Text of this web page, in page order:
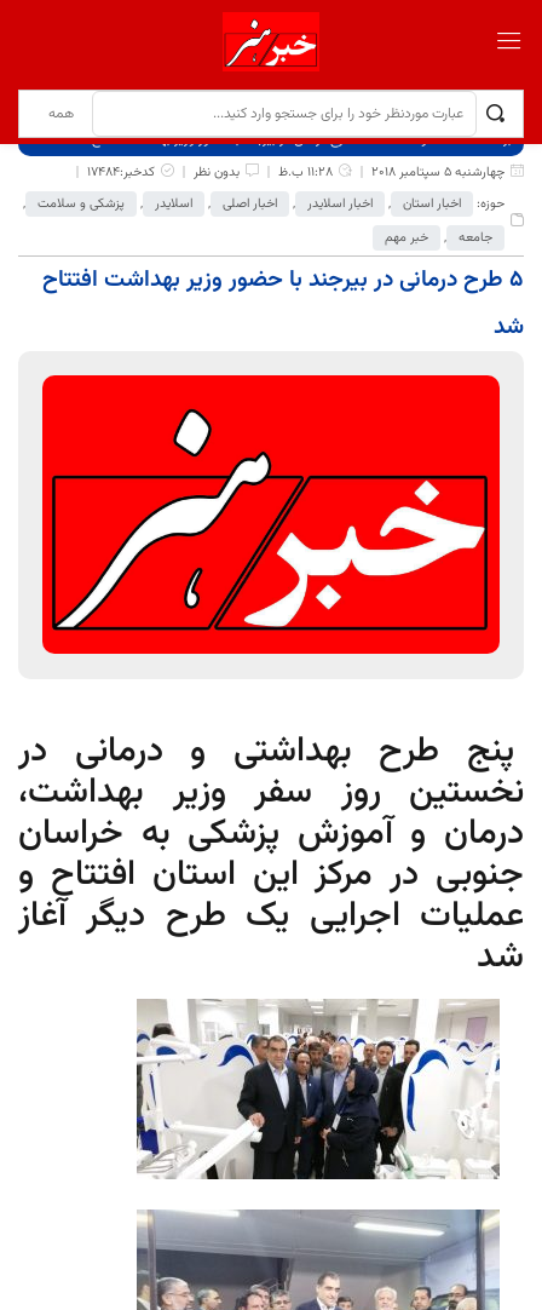
برگ نخست نوشته‌ها
5 طرح درمانی در بیرجند با حضور وزیر بهداشت افتتاح شد
چهارشنبه 5 سپتامبر 2018
11:28 ب.ظ بدون نظر
کدخبر:17484
حوزه:
اخبار استان , اخبار اسلایدر , اخبار اصلی , اسلایدر , پزشکی و سلامت ,
جامعه , خبر مهم
5 طرح درمانی در بیرجند با حضور وزیر بهداشت افتتاح
شد
پنج طرح بهداشتی و درمانی در
نخستین روز سفر وزیر بهداشت،
درمان و آموزش پزشکی به خراسان
جنوبی در مرکز این استان افتتاح و
عملیات اجرایی یک طرح دیگر آغاز
شد